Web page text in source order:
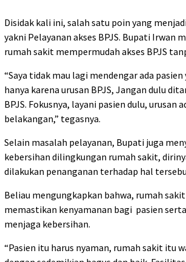
Disidak kali ini, salah satu poin yang
yakni Pelayanan akses BPJS. Bupati Irwan
rumah sakit mempermudah akses BPJS
“Saya tidak mau lagi mendengar ada
hanya karena urusan BPJS, Jangan dulu
BPJS. Fokusnya, layani pasien dulu, urusan
belakangan,” tegasnya.
Selain masalah pelayanan, Bupati juga
kebersihan dilingkungan rumah sakit,
dilakukan penanganan terhadap hal
Beliau mengungkapkan bahwa, rumah
memastikan kenyamanan bagi pasien
menjaga kebersihan.
“Pasien itu harus nyaman, rumah sakit itu